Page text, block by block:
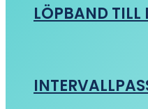
LÖPBAND TILL